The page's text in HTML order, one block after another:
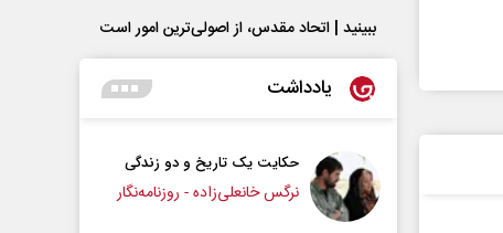
ببینید | اتحاد مقدس، از اصولی‌ترین امور است
یادداشت
حکایت یک تاریخ و دو زندگی
نرگس خانعلی‌زاده - روزنامه‌نگار
چرایی عقب‌نشینی